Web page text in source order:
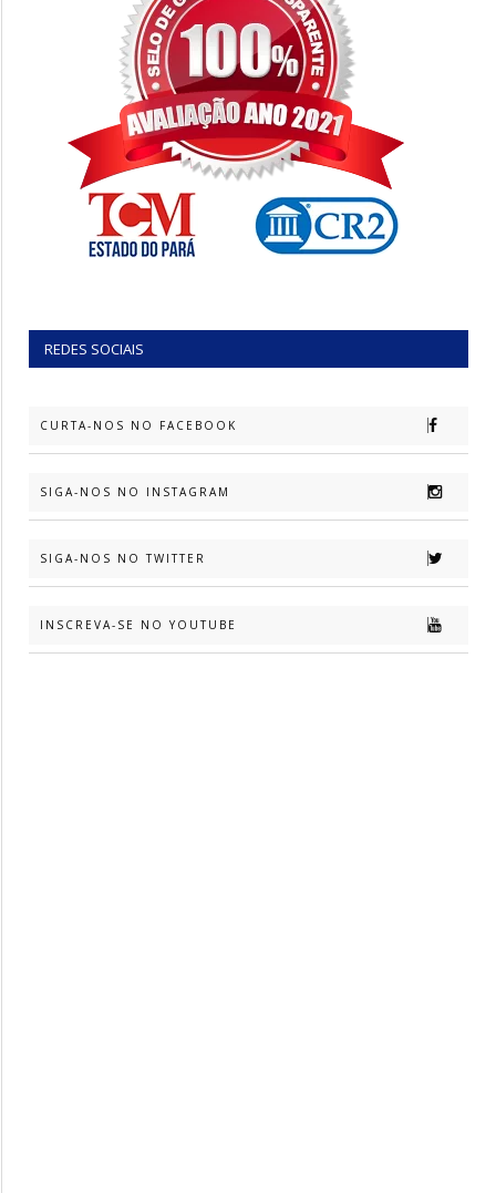
REDES SOCIAIS
CURTA-NOS NO FACEBOOK
SIGA-NOS NO INSTAGRAM
SIGA-NOS NO TWITTER
INSCREVA-SE NO YOUTUBE